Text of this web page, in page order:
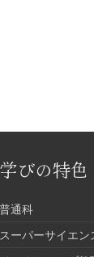
学びの特色
普通科
スーパーサイエン